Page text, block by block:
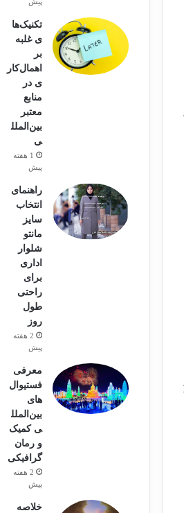
تکنیک‌ها
ی غلبه
بر
اهمال‌کار
ی در
منابع
معتبر
بین‌الملل
ی
1 هفته
پیش
راهنمای
انتخاب
سایز
مانتو
شلوار
اداری
برای
راحتی
طول
روز
2 هفته
پیش
معرفی
فستیوال‌
های
بین‌الملل
ی کمیک
و رمان
گرافیکی
2 هفته
پیش
خلاصه